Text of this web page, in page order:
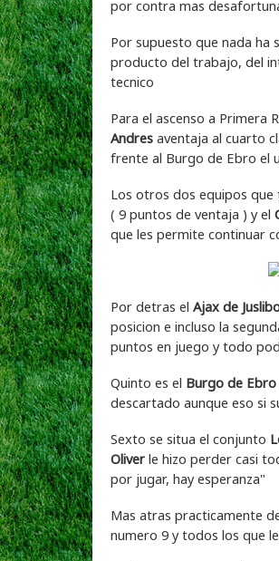
por contra mas
Por supuesto que nada ha
producto del trabajo, del
tecnico
Para el ascenso a Primera
Andres aventaja al cuarto
frente al Burgo de Ebro el
Los otros dos equipos
( 9 puntos de ventaja ) y el
que les permite continuar
Por detras el Ajax de
posicion e incluso la
puntos en juego y todo
Quinto es el Burgo de Ebro
descartado aunque eso si
Sexto se situa el conjunto
Oliver le hizo perder casi
por jugar, hay esperanza"
Mas atras practicamente
numero 9 y todos los que